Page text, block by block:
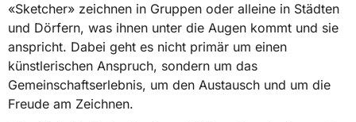
«Sketcher» zeichnen in Gruppen oder alleine in Städten
und Dörfern, was ihnen unter die Augen kommt und sie
anspricht. Dabei geht es nicht primär um einen
künstlerischen Anspruch, sondern um das
Gemeinschaftserlebnis, um den Austausch und um die
Freude am Zeichnen.